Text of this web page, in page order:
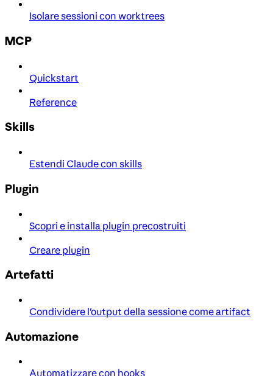
Isolare sessioni con worktrees
MCP
Quickstart
Reference
Skills
Estendi Claude con skills
Plugin
Scopri e installa plugin precostruiti
Creare plugin
Artefatti
Condividere l'output della sessione come artifact
Automazione
Automatizzare con hooks